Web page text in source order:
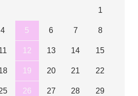
1
4 5 6 7 8
12 13 14 15
19 20 21 22
26 27 28 29